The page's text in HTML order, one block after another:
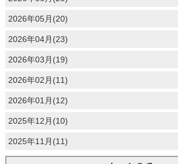
2026年05月(20)
2026年04月(23)
2026年03月(19)
2026年02月(11)
2026年01月(12)
2025年12月(10)
2025年11月(11)